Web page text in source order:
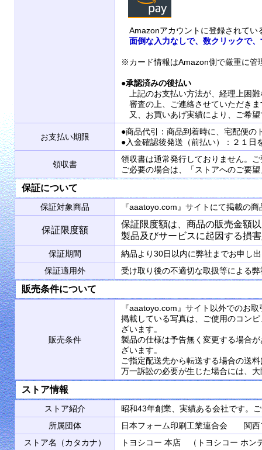
Amazonアカウントに登録されてい
面倒な入力なしで、数クリックで
※カード情報はAmazon側で厳重に管
●承認済みの後払い
上記のお支払い方法が、経理上困
審査の上、ご連絡させていただきま
又、お買いあげ実績により、ご希
お支払い期限
●商品代引：商品到着時に、宅配便の
●入金確認後発送（前払い）：２１日
領収書
領収書は通常発行しておりません。
ご必要の場合は、「ストアへのご要
保証について
保証対象商品 『aaatoyo.com』サイトにて掲載の
保証限度額
保証限度額は、商品の販売金額
製品及びサービスに起因する損
保証期間
納品より30日以内に弊社までお申し
保証適用外
受け取り後の不適切な取扱等による
販売条件について
販売条件
『aaatoyo.com』サイト以外でのお
掲載している写真は、ご使用のコン
ざいます。
製品の仕様は予告無く変更する場合
ざいます。
ご指定配送先から転送する場合の送
万一訴訟の必要が生じた場合には、
ストア情報
ストア紹介
昭和43年創業、実績ある会社です。
所属団体
日本フォーム印刷工業連合会 関
ストア名（カタカナ）
トヨシコー 本店 （トヨシコー ホン